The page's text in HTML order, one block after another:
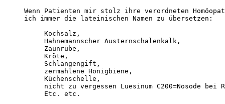
Wenn Patienten mir stolz ihre verordneten
ich immer die lateinischen Namen zu übersetzen:
     Kochsalz,
     Hahnemannscher Austernschalenkalk,
     Zaunrübe,
     Kröte,
     Schlangengift,
     zermahlene Honigbiene,
     Küchenschelle,
nicht zu vergessen Luesinum C200=Nosode bei
     Etc. etc.